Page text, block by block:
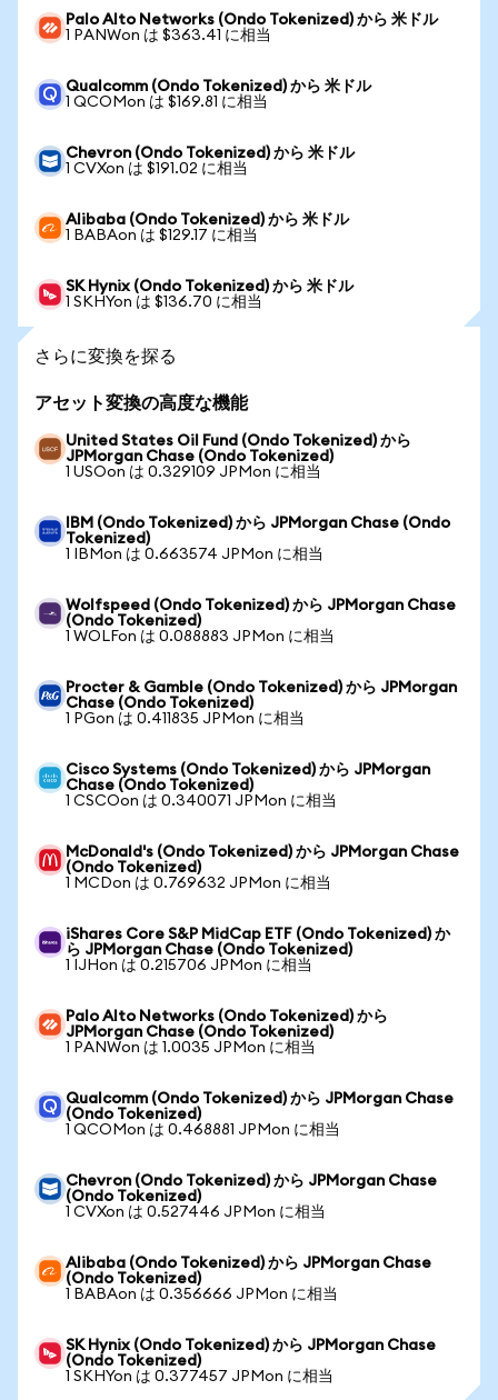
Palo Alto Networks (Ondo Tokenized) から 米ドル
1 PANWon は $363.41 に相当
Qualcomm (Ondo Tokenized) から 米ドル
1 QCOMon は $169.81 に相当
Chevron (Ondo Tokenized) から 米ドル
1 CVXon は $191.02 に相当
Alibaba (Ondo Tokenized) から 米ドル
1 BABAon は $129.17 に相当
SK Hynix (Ondo Tokenized) から 米ドル
1 SKHYon は $136.70 に相当
さらに変換を探る
アセット変換の高度な機能
United States Oil Fund (Ondo Tokenized) から
JPMorgan Chase (Ondo Tokenized)
1 USOon は 0.329109 JPMon に相当
IBM (Ondo Tokenized) から JPMorgan Chase (Ondo
Tokenized)
1 IBMon は 0.663574 JPMon に相当
Wolfspeed (Ondo Tokenized) から JPMorgan Chase
(Ondo Tokenized)
1 WOLFon は 0.088883 JPMon に相当
Procter & Gamble (Ondo Tokenized) から JPMorgan
Chase (Ondo Tokenized)
1 PGon は 0.411835 JPMon に相当
Cisco Systems (Ondo Tokenized) から JPMorgan
Chase (Ondo Tokenized)
1 CSCOon は 0.340071 JPMon に相当
McDonald's (Ondo Tokenized) から JPMorgan Chase
(Ondo Tokenized)
1 MCDon は 0.769632 JPMon に相当
iShares Core S&P MidCap ETF (Ondo Tokenized) か
ら JPMorgan Chase (Ondo Tokenized)
1 IJHon は 0.215706 JPMon に相当
Palo Alto Networks (Ondo Tokenized) から
JPMorgan Chase (Ondo Tokenized)
1 PANWon は 1.0035 JPMon に相当
Qualcomm (Ondo Tokenized) から JPMorgan Chase
(Ondo Tokenized)
1 QCOMon は 0.468881 JPMon に相当
Chevron (Ondo Tokenized) から JPMorgan Chase
(Ondo Tokenized)
1 CVXon は 0.527446 JPMon に相当
Alibaba (Ondo Tokenized) から JPMorgan Chase
(Ondo Tokenized)
1 BABAon は 0.356666 JPMon に相当
SK Hynix (Ondo Tokenized) から JPMorgan Chase
(Ondo Tokenized)
1 SKHYon は 0.377457 JPMon に相当